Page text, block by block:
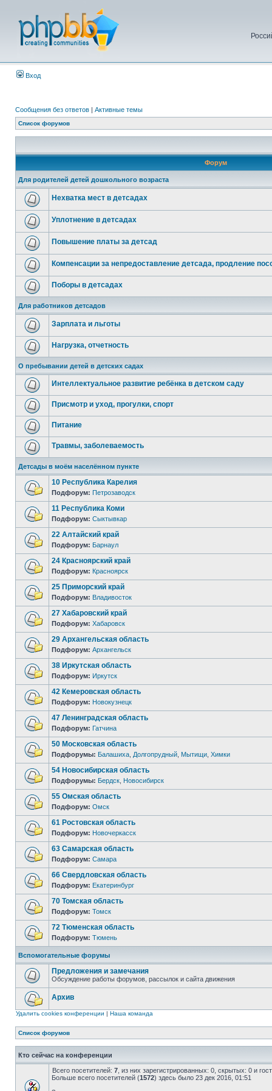
Вход
Сообщения без ответов | Активные темы
Список форумов
Форум
Для родителей детей дошкольного возраста
Нехватка мест в детсадах
Уплотнение в детсадах
Повышение платы за детсад
Компенсации за непредоставление детсада, продление
Поборы в детсадах
Для работников детсадов
Зарплата и льготы
Нагрузка, отчетность
О пребывании детей в детских садах
Интеллектуальное развитие ребёнка в детском саду
Присмотр и уход, прогулки, спорт
Питание
Травмы, заболеваемость
Детсады в моём населённом пункте
10 Республика Карелия
Подфорум: Петрозаводск
11 Республика Коми
Подфорум: Сыктывкар
22 Алтайский край
Подфорум: Барнаул
24 Красноярский край
Подфорум: Красноярск
25 Приморский край
Подфорум: Владивосток
27 Хабаровский край
Подфорум: Хабаровск
29 Архангельская область
Подфорум: Архангельск
38 Иркутская область
Подфорум: Иркутск
42 Кемеровская область
Подфорум: Новокузнецк
47 Ленинградская область
Подфорум: Гатчина
50 Московская область
Подфорумы: Балашиха Долгопрудный Мытищи Химки
54 Новосибирская область
Подфорумы: Бердск Новосибирск
55 Омская область
Подфорум: Омск
61 Ростовская область
Подфорум: Новочеркасск
63 Самарская область
Подфорум: Самара
66 Свердловская область
Подфорум: Екатеринбург
70 Томская область
Подфорум: Томск
72 Тюменская область
Подфорум: Тюмень
Вспомогательные форумы
Предложения и замечания
Обсуждение работы форумов, рассылок и сайта движения
Архив
Удалить cookies конференции | Наша команда
Список форумов
Кто сейчас на конференции
Всего посетителей: 7 , из них зарегистрированных: 0, скрытых: 0 и
Больше всего посетителей (1572) здесь было 23 дек 2016, 01:51